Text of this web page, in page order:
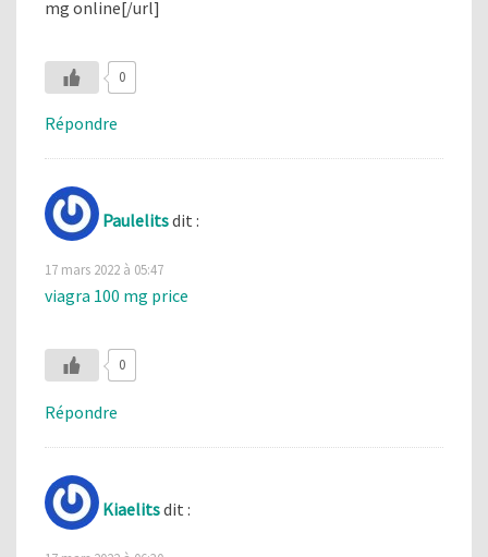
mg online[/url]
0
Répondre
Paulelitsdit :
17 mars 2022 à 05:47
viagra 100 mg price
0
Répondre
Kiaelitsdit :